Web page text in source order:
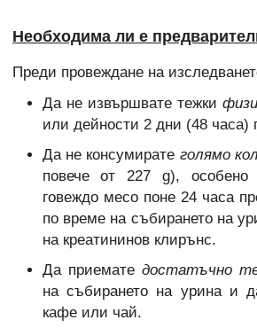
Необходима ли е
Преди провеждане на
Да не извършвате тежки
или дейности 2 дни (48 часа)
Да не консумирате голямо
повече от 227 g),
говеждо месо поне 24 часа
по време на събирането на
на креатининов клирънс.
Да приематедостатъчно
на събирането на урина и
кафе или чай.